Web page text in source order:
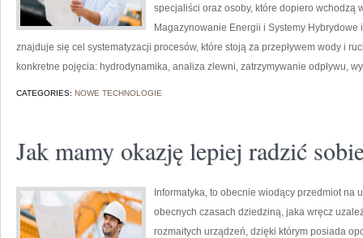
specjaliści oraz osoby, które dopiero wchodzą
Magazynowanie Energii i Systemy
znajduje się cel systematyzacji procesów, które stoją za przepływem wody i
konkretne pojęcia: hydrodynamika, analiza zlewni, zatrzymywanie odpływu,
CATEGORIES: NOWE TECHNOLOGIE
Jak mamy okazję lepiej radzić
Informatyka, to obecnie wiodący przedmiot na
obecnych czasach dziedziną, jaka wręcz
rozmaitych urządzeń, dzięki którym posiada